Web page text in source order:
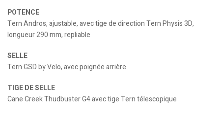
POTENCE
Tern Andros, ajustable, avec tige de direction Tern Physis 3D,
longueur 290 mm, repliable
SELLE
Tern GSD by Velo, avec poignée arrière
TIGE DE SELLE
Cane Creek Thudbuster G4 avec tige Tern télescopique